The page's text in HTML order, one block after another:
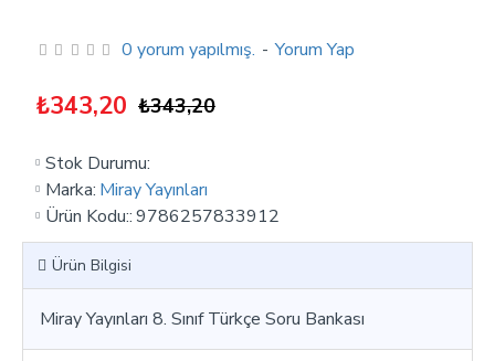
Stok Durumu:
Marka: Miray Yayınları
Ürün Kodu::9786257833912
0 yorum yapılmış. - Yorum Yap
₺343,20 ₺343,20
Ürün Bilgisi
Miray Yayınları 8. Sınıf Türkçe Soru Bankası